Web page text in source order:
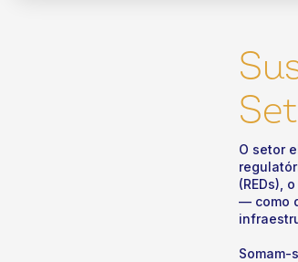
O setor
(REDs),
— como
Somam-